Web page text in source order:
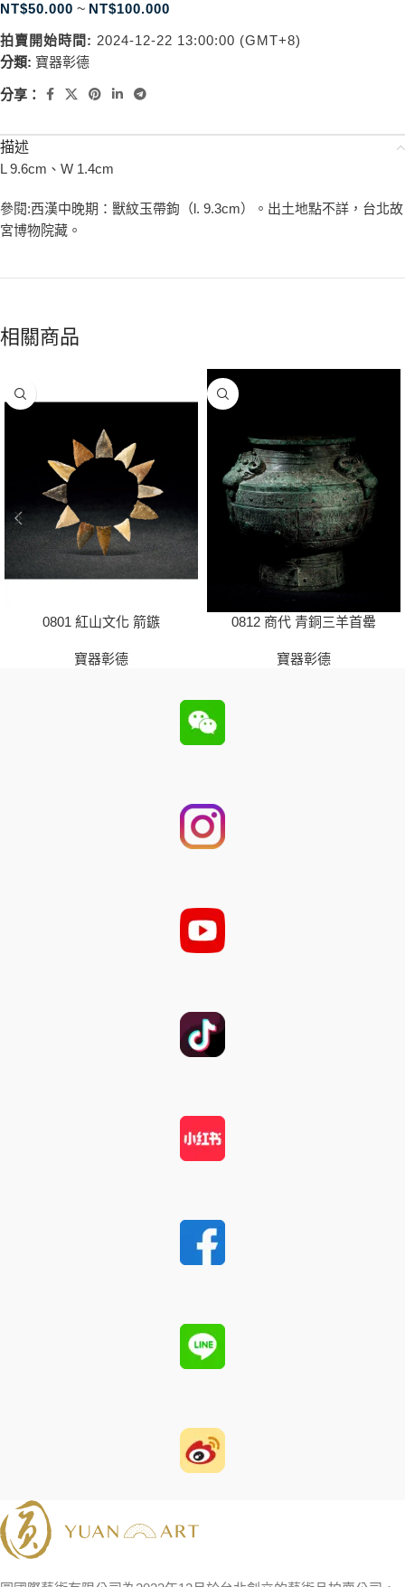
NT$50.000 ~ NT$100.000
拍賣開始時間: 2024-12-22 13:00:00 (GMT+8)
分類: 寶器彰德
分享：
描述
L 9.6cm、W 1.4cm
參閱:西漢中晚期：獸紋玉帶鉤（l. 9.3cm）。出土地點不詳，台北故
宮博物院藏。
相關商品
0801 紅山文化 箭鏃
寶器彰德
0812 商代 青銅三羊首罍
寶器彰德